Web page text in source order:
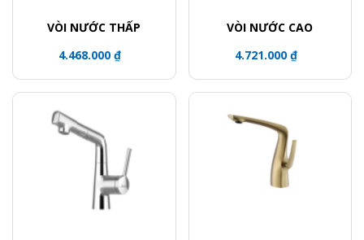
VÒI NƯỚC THẤP
4.468.000 ₫
VÒI NƯỚC CAO
4.721.000 ₫